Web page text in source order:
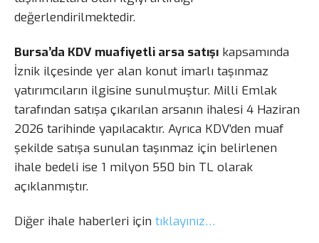
değerlendirilmektedir.
Bursa’da KDV muafiyetli arsa satışı kapsamında
İznik ilçesinde yer alan konut imarlı taşınmaz
yatırımcıların ilgisine sunulmuştur. Milli Emlak
tarafından satışa çıkarılan arsanın ihalesi 4 Haziran
2026 tarihinde yapılacaktır. Ayrıca KDV’den muaf
şekilde satışa sunulan taşınmaz için belirlenen
ihale bedeli ise 1 milyon 550 bin TL olarak
açıklanmıştır.
Diğer ihale haberleri için tıklayınız…